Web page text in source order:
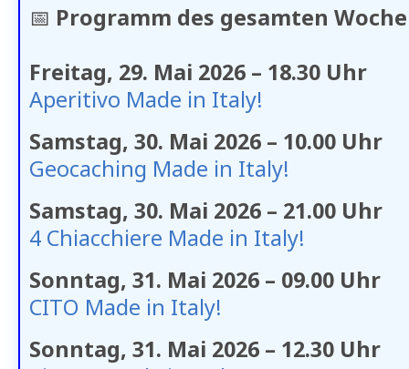
📅 Programm des gesamten
Freitag, 29. Mai 2026 – 18.30 Uhr
Aperitivo Made in Italy!
Samstag, 30. Mai 2026 – 10.00 Uhr
Geocaching Made in Italy!
Samstag, 30. Mai 2026 – 21.00 Uhr
4 Chiacchiere Made in Italy!
Sonntag, 31. Mai 2026 – 09.00 Uhr
CITO Made in Italy!
Sonntag, 31. Mai 2026 – 12.30 Uhr